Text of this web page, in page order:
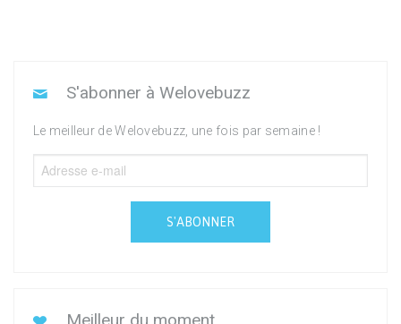
S'abonner à Welovebuzz
Le meilleur de Welovebuzz, une fois par semaine !
S'ABONNER
Meilleur du moment